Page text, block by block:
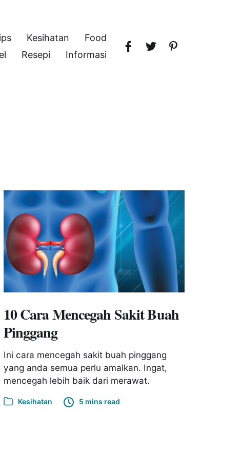
Kesihatan
Food
Resepi Informasi
10 Cara Mencegah Sakit Buah
Pinggang
Ini cara mencegah sakit buah pinggang
yang anda semua perlu amalkan. Ingat,
mencegah lebih baik dari merawat.
Kesihatan 5 mins read